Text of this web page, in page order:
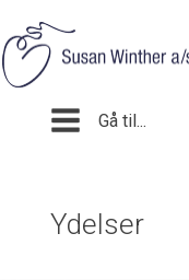
Gå til...
Ydelser